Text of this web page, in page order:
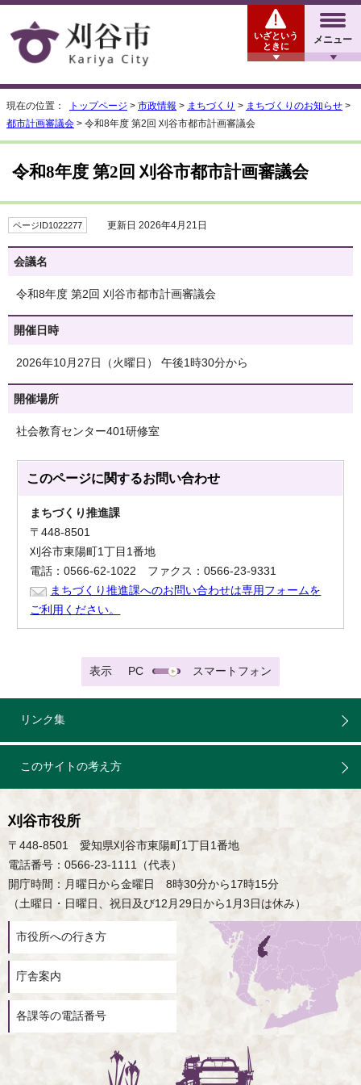
メニュー
いざという
ときに
現在の位置： トップページ > 市政情報 > まちづくり > まちづくりのお知らせ >
都市計画審議会 > 令和8年度 第2回 刈谷市都市計画審議会
令和8年度 第2回 刈谷市都市計画審議会
ページID1022277 更新日 2026年4月21日
会議名
令和8年度 第2回 刈谷市都市計画審議会
開催日時
2026年10月27日（火曜日） 午後1時30分から
開催場所
社会教育センター401研修室
このページに関するお問い合わせ
まちづくり推進課
〒448-8501
刈谷市東陽町1丁目1番地
電話：0566-62-1022 ファクス：0566-23-9331
まちづくり推進課へのお問い合わせは専用フォームを
ご利用ください。
表示 PC スマートフォン
リンク集
このサイトの考え方
刈谷市役所
〒448-8501 愛知県刈谷市東陽町1丁目1番地
電話番号：0566-23-1111（代表）
開庁時間：月曜日から金曜日 8時30分から17時15分
（土曜日・日曜日、祝日及び12月29日から1月3日は休み）
市役所への行き方
庁舎案内
各課等の電話番号